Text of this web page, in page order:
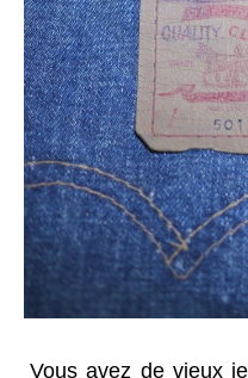
Vous avez de vieux